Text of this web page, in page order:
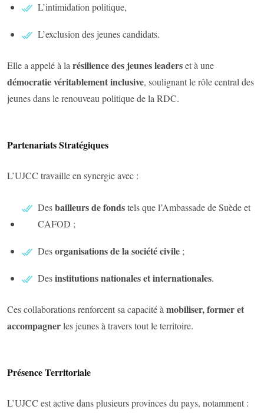
L’intimidation politique,
L’exclusion des jeunes candidats.
Elle a appelé à la résilience des jeunes leaderset à une
démocratie véritablement inclusive, soulignant le rôle central des
jeunes dans le renouveau politique de la RDC.
Partenariats Stratégiques
L’UJCC travaille en synergie avec :
Desbailleurs de fondstels que l’Ambassade de Suède et
CAFOD ;
Desorganisations de la société civile ;
Desinstitutions nationales et internationales.
Ces collaborations renforcent sa capacité à mobiliser, former et
accompagnerles jeunes à travers tout le territoire.
Présence Territoriale
L’UJCC est active dans plusieurs provinces du pays, notamment :